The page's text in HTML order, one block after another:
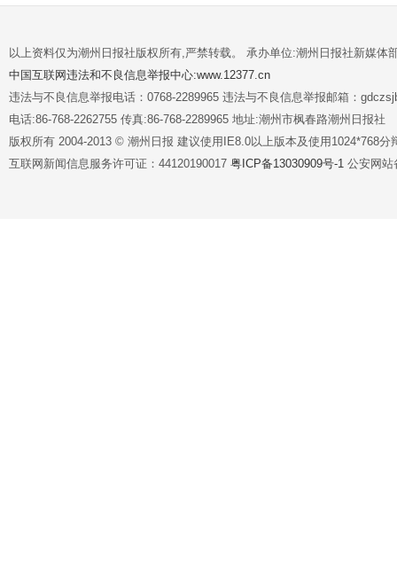
以上资料仅为潮州日报社版权所有,严禁转载。 承办单位:潮州日报社新媒体
中国互联网违法和不良信息举报中心:www.12377.cn
违法与不良信息举报电话：0768-2289965 违法与不良信息举报邮箱：
电话:86-768-2262755 传真:86-768-2289965 地址:潮州市枫春路潮州日报社
版权所有 2004-2013 © 潮州日报 建议使用IE8.0以上版本及使用1024*768分
互联网新闻信息服务许可证：44120190017 粤ICP备13030909号-1 公安网站